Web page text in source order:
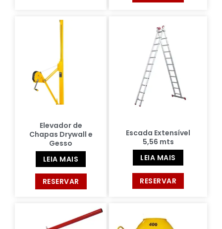
Elevador de
Chapas Drywall e
Gesso
LEIA MAIS
RESERVAR
Escada Extensível
5,56 mts
LEIA MAIS
RESERVAR